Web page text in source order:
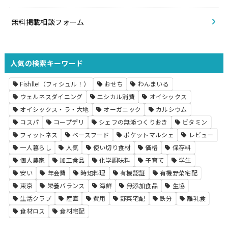
無料掲載相談フォーム
人気の検索キーワード
Fishlle!（フィシュル！） おせち
わんまいる
ウェルネスダイニング
エシカル消費
オイシックス
オイシックス・ラ・大地
オーガニック
カルシウム
コスパ
コープデリ シェフの無添つくりおき
ビタミン
フィットネス
ベースフード ポケットマルシェ
レビュー
一人暮らし
人気 使い切り食材 価格
保存料
個人農家
加工食品 化学調味料 子育て
学生
安い
年会費 時短料理 有機認証
有機野菜宅配
東京
栄養バランス 海鮮 無添加食品
生協
生活クラブ
産直 費用 野菜宅配 鉄分
離乳食
食材ロス
食材宅配